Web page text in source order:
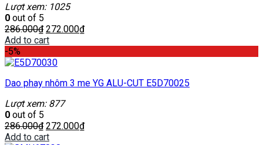
Lượt xem: 1025
0 out of 5
286.000₫ 272.000₫
Add to cart
-5%
Dao phay nhôm 3 me YG ALU-CUT E5D70025
Lượt xem: 877
0 out of 5
286.000₫ 272.000₫
Add to cart